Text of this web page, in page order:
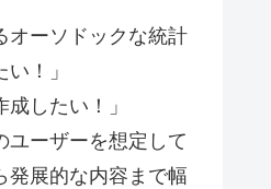
オーソドックな統計
！」
成したい！」
ユーザーを想定して
発展的な内容まで幅